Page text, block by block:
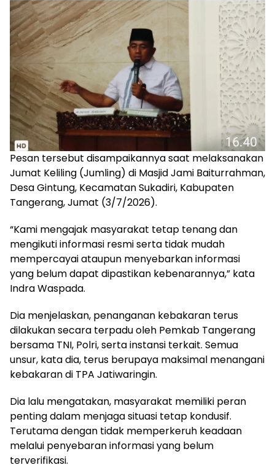
Pesan tersebut disampaikannya saat melaksanakan
Jumat Keliling (Jumling) di Masjid Jami Baiturrahman,
Desa Gintung, Kecamatan Sukadiri, Kabupaten
Tangerang, Jumat (3/7/2026).
“Kami mengajak masyarakat tetap tenang dan
mengikuti informasi resmi serta tidak mudah
mempercayai ataupun menyebarkan informasi
yang belum dapat dipastikan kebenarannya,” kata
Indra Waspada.
Dia menjelaskan, penanganan kebakaran terus
dilakukan secara terpadu oleh Pemkab Tangerang
bersama TNI, Polri, serta instansi terkait. Semua
unsur, kata dia, terus berupaya maksimal menangani
kebakaran di TPA Jatiwaringin.
Dia lalu mengatakan, masyarakat memiliki peran
penting dalam menjaga situasi tetap kondusif.
Terutama dengan tidak memperkeruh keadaan
melalui penyebaran informasi yang belum
terverifikasi.